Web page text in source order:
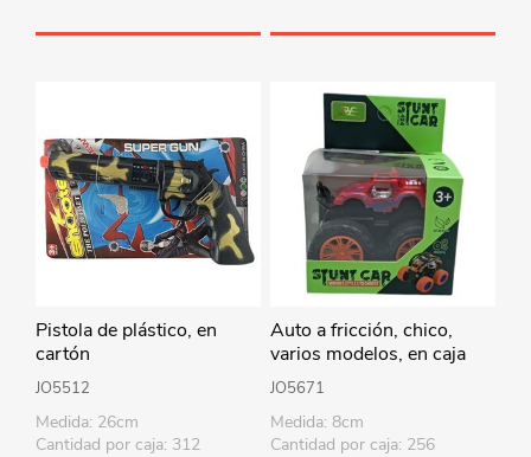
Pistola de plástico, en
cartón
JO5512
Medida: 26cm
Cantidad por caja: 312
Auto a fricción, chico,
varios modelos, en caja
JO5671
Medida: 8cm
Cantidad por caja: 256